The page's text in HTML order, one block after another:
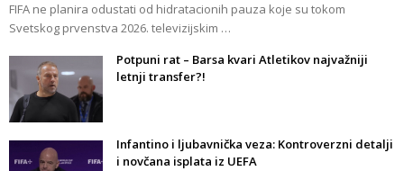
FIFA ne planira odustati od hidratacionih pauza koje su tokom
Svetskog prvenstva 2026. televizijskim …
Potpuni rat – Barsa kvari Atletikov najvažniji
letnji transfer?!
Infantino i ljubavnička veza: Kontroverzni detalji
i novčana isplata iz UEFA